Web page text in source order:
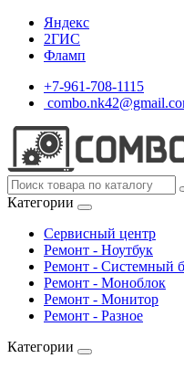
Яндекс
2ГИС
Фламп
+7-961-708-1115
Категории
Сервисный центр
Ремонт - Ноутбук
Ремонт - Системный
Ремонт - Моноблок
Ремонт - Монитор
Ремонт - Разное
Категории